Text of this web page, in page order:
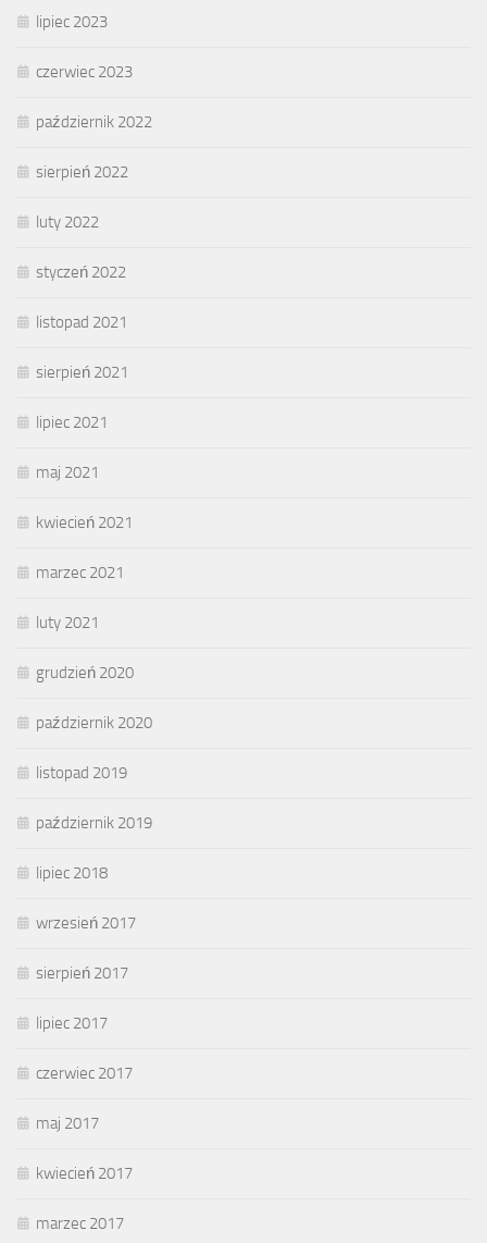
lipiec 2023
czerwiec 2023
październik 2022
sierpień 2022
luty 2022
styczeń 2022
listopad 2021
sierpień 2021
lipiec 2021
maj 2021
kwiecień 2021
marzec 2021
luty 2021
grudzień 2020
październik 2020
listopad 2019
październik 2019
lipiec 2018
wrzesień 2017
sierpień 2017
lipiec 2017
czerwiec 2017
maj 2017
kwiecień 2017
marzec 2017